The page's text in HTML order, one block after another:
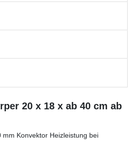
20 x 18 x ab 40 cm ab
Konvektor Heizleistung bei